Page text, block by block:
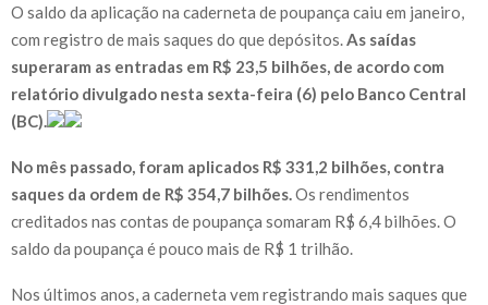
O saldo da aplicação na caderneta de poupança caiu em janeiro,
com registro de mais saques do que depósitos. As saídas
superaram as entradas em R$ 23,5 bilhões, de acordo com
relatório divulgado nesta sexta-feira (6) pelo Banco Central
(BC).
No mês passado, foram aplicados R$ 331,2 bilhões, contra
saques da ordem de R$ 354,7 bilhões. Os rendimentos
creditados nas contas de poupança somaram R$ 6,4 bilhões. O
saldo da poupança é pouco mais de R$ 1 trilhão.
Nos últimos anos, a caderneta vem registrando mais saques que